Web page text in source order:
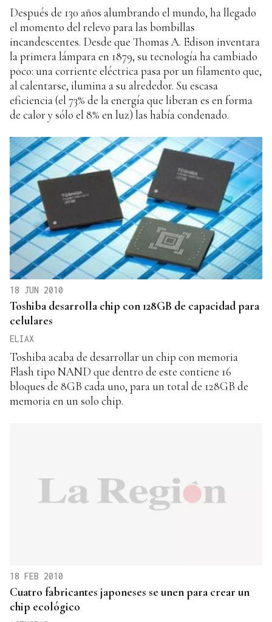
Después de 130 años alumbrando el mundo, ha llegado
el momento del relevo para las bombillas
incandescentes. Desde que Thomas A. Edison inventara
la primera lámpara en 1879, su tecnología ha cambiado
poco: una corriente eléctrica pasa por un filamento que,
al calentarse, ilumina a su alrededor. Su escasa
eficiencia (el 73% de la energía que liberan es en forma
de calor y sólo el 8% en luz) las había condenado.
18 JUN 2010
Toshiba desarrolla chip con 128GB de capacidad para
celulares
ELIAX
Toshiba acaba de desarrollar un chip con memoria
Flash tipo NAND que dentro de este contiene 16
bloques de 8GB cada uno, para un total de 128GB de
memoria en un solo chip.
18 FEB 2010
Cuatro fabricantes japoneses se unen para crear un
chip ecológico